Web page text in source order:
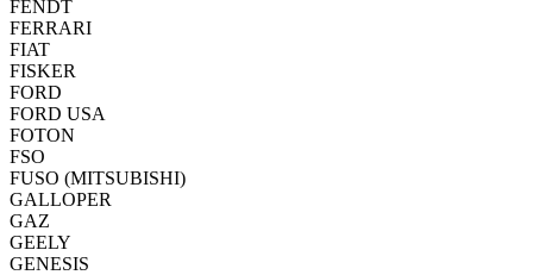
FENDT
FERRARI
FIAT
FISKER
FORD
FORD USA
FOTON
FSO
FUSO (MITSUBISHI)
GALLOPER
GAZ
GEELY
GENESIS